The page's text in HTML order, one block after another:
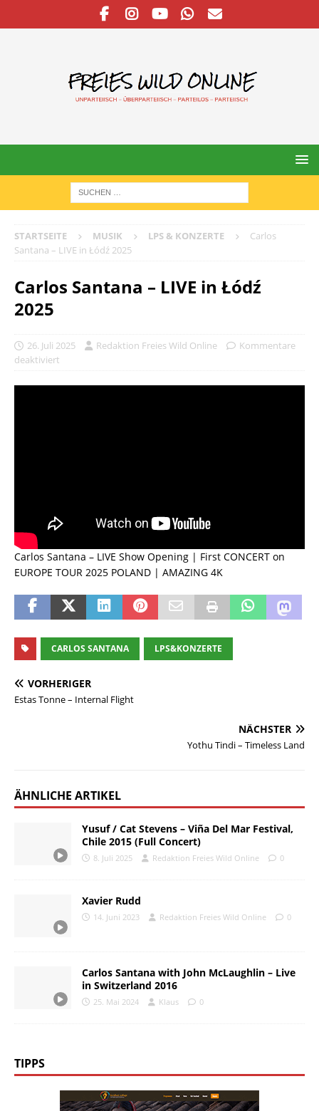
STARTSEITE MUSIK LPS & KONZERTE
Carlos
Santana – LIVE in Łódź 2025
Carlos Santana – LIVE in Łódź
2025
26. Juli 2025 Redaktion Freies Wild Online
Kommentare
deaktiviert
Carlos Santana – LIVE Show Opening | First CONCERT on
EUROPE TOUR 2025 POLAND | AMAZING 4K
CARLOS SANTANA LPS&KONZERTE
VORHERIGER
Estas Tonne – Internal Flight
NÄCHSTER
Yothu Tindi – Timeless Land
ÄHNLICHE ARTIKEL
Yusuf / Cat Stevens – Viña Del Mar Festival,
Chile 2015 (Full Concert)
8. Juli 2025 Redaktion Freies Wild Online 0
Xavier Rudd
14. Juni 2023 Redaktion Freies Wild Online 0
Carlos Santana with John McLaughlin – Live
in Switzerland 2016
25. Mai 2024 Klaus 0
TIPPS